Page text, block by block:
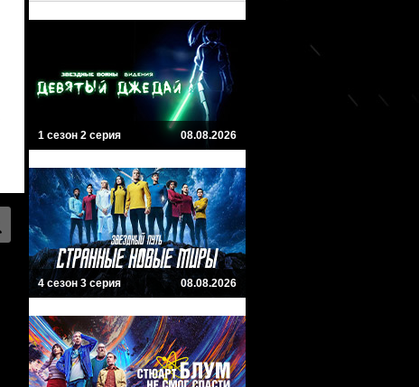
1 сезон 2 серия 08.08.2026
4 сезон 3 серия 08.08.2026